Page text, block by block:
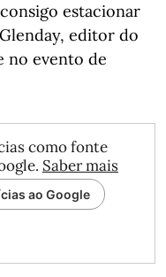
estacionar
editor do
no evento de
como fonte
Saber mais
ao Google